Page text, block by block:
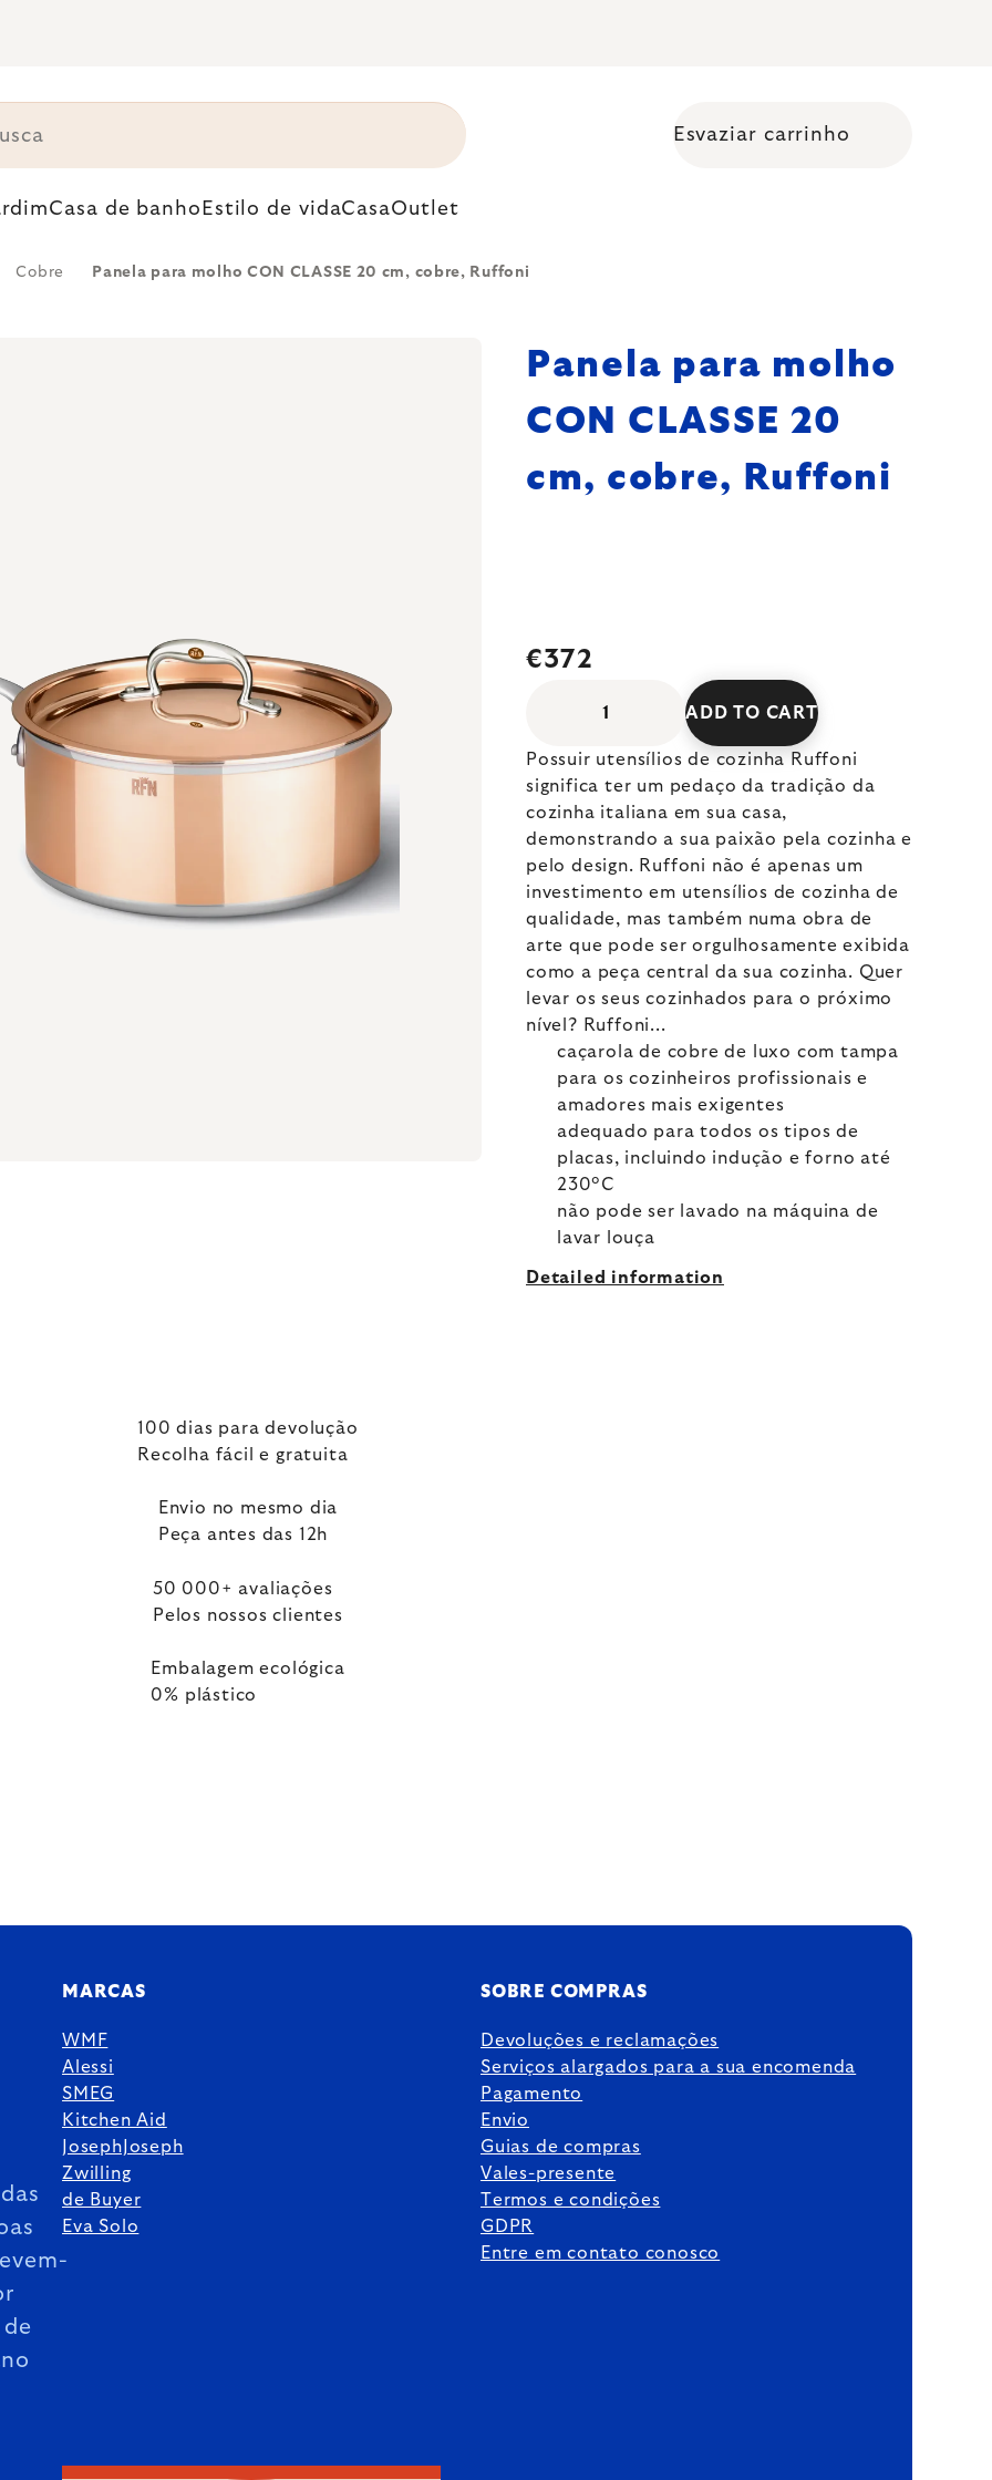
Esvaziar carrinho
Casa de banho Estilo de vidaCasaOutlet
Cobre Panela para molho CON CLASSE 20 cm, cobre, Ruffoni
Panela para molho
CON CLASSE 20
cm, cobre, Ruffoni
€372
ADD TO CART
Possuir utensílios de cozinha Ruffoni
significa ter um pedaço da tradição da
cozinha italiana em sua casa,
demonstrando a sua paixão pela cozinha e
pelo design. Ruffoni não é apenas um
investimento em utensílios de cozinha de
qualidade, mas também numa obra de
arte que pode ser orgulhosamente exibida
como a peça central da sua cozinha. Quer
levar os seus cozinhados para o próximo
nível? Ruffoni...
caçarola de cobre de luxo com tampa
para os cozinheiros profissionais e
amadores mais exigentes
adequado para todos os tipos de
placas, incluindo indução e forno até
230°C
não pode ser lavado na máquina de
lavar louça
Detailed information
100 dias para devolução
Recolha fácil e gratuita
Envio no mesmo dia
Peça antes das 12h
50 000+ avaliações
Pelos nossos clientes
Embalagem ecológica
0% plástico
MARCAS
WMF
Alessi
SMEG
Kitchen Aid
JosephJoseph
Zwilling
de Buyer
Eva Solo
SOBRE COMPRAS
Devoluções e reclamações
Serviços alargados para a sua encomenda
Pagamento
Envio
Guias de compras
Vales-presente
Termos e condições
GDPR
Entre em contato conosco